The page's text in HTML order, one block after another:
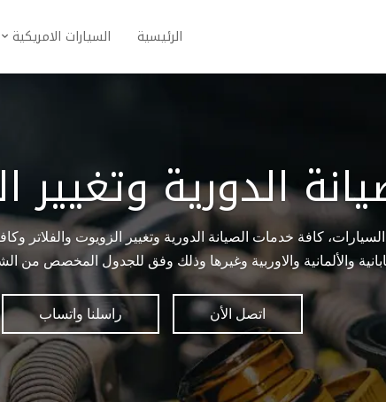
الرئيسية السيارات الامريكية
الدورية وتغيير
كافة خدمات الصيانة الدورية وتغيير الزويوت والفلاتر
والألمانية والاوربية وغيرها وذلك وفق للجدول المخصص من
اتصل الأن راسلنا واتساب